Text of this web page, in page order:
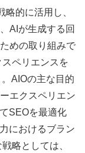
的に活用し、
AIが生成する回
めの取り組みで
ペリエンスを
AIOの主な目的
エクスペリエン
SEOを最適化
におけるブラン
略としては、